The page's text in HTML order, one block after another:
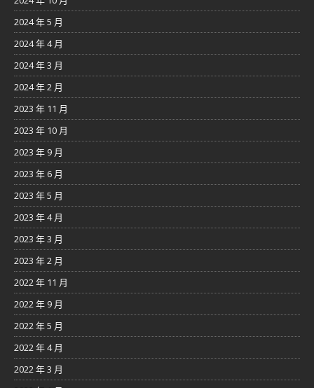
2024 年 5 月
2024 年 4 月
2024 年 3 月
2024 年 2 月
2023 年 11 月
2023 年 10 月
2023 年 9 月
2023 年 6 月
2023 年 5 月
2023 年 4 月
2023 年 3 月
2023 年 2 月
2022 年 11 月
2022 年 9 月
2022 年 5 月
2022 年 4 月
2022 年 3 月